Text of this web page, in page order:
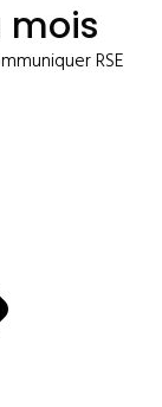
mois
RSE